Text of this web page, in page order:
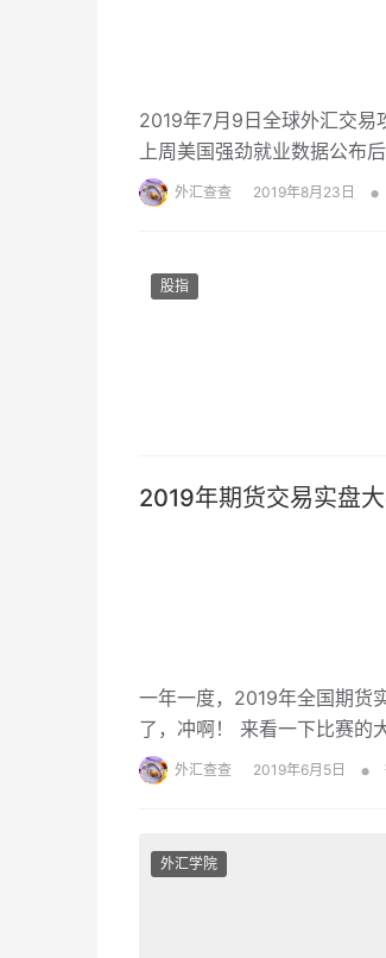
2019年7月9日全球外汇交
上周美国强劲就业数据公布
易员等待美联储主席鲍威尔
0.07%，报97.35，接近上周
外汇查查 2019年8月23日 •
股指
2019年期货交易实盘
一年一度，2019年全国期货
了，冲啊！ 来看一下比赛的
外汇查查 2019年6月5日 •
外汇学院